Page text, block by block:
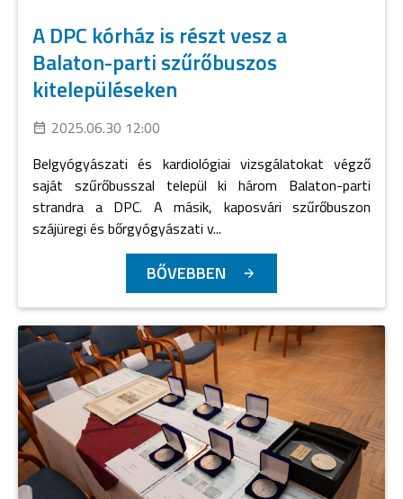
A DPC kórház is részt vesz a
Balaton-parti szűrőbuszos
kitelepüléseken
2025.06.30 12:00
Belgyógyászati és kardiológiai vizsgálatokat végző
saját szűrőbusszal települ ki három Balaton-parti
strandra a DPC. A másik, kaposvári szűrőbuszon
szájüregi és bőrgyógyászati v...
BŐVEBBEN